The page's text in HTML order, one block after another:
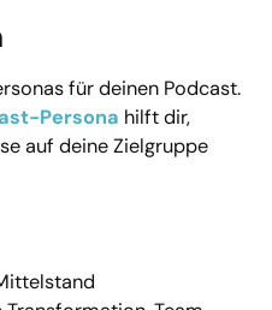
für deinen Podcast.
Persona hilft dir,
auf deine Zielgruppe